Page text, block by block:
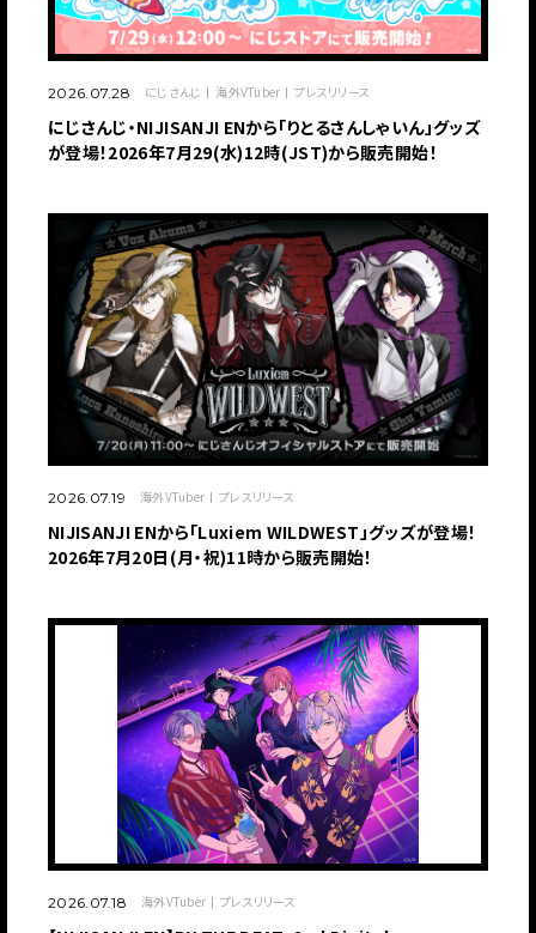
2026.07.28 にじさんじ 海外VTuber プレスリリース
にじさんじ・NIJISANJI ENから「りとるさんしゃいん」グッズ
が登場！2026年7月29(水)12時(JST)から販売開始！
2026.07.19 海外VTuber プレスリリース
NIJISANJI ENから「Luxiem WILDWEST」グッズが登場！
2026年7月20日(月・祝)11時から販売開始！
2026.07.18 海外VTuber プレスリリース